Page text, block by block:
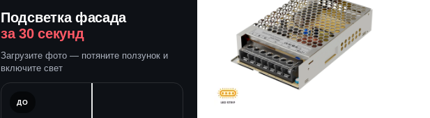
Подсветка фасада
за 30 секунд
Загрузите фото — потяните ползунок и
включите свет
ДО